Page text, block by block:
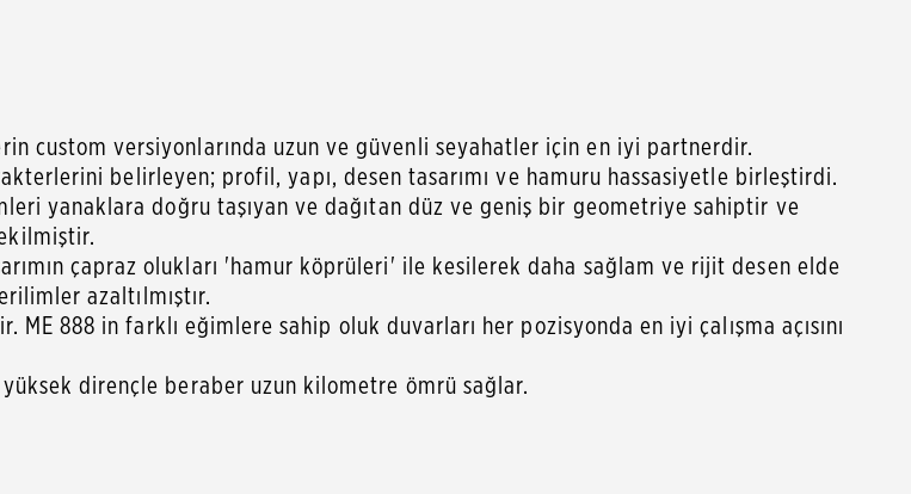
custom versiyonlarında uzun ve güvenli seyahatler için en iyi partnerdir.
belirleyen; profil, yapı, desen tasarımı ve hamuru hassasiyetle birleştirdi.
yanaklara doğru taşıyan ve dağıtan düz ve geniş bir geometriye sahiptir ve
çapraz olukları 'hamur köprüleri' ile kesilerek daha sağlam ve rijit desen elde
azaltılmıştır.
888 in farklı eğimlere sahip oluk duvarları her pozisyonda en iyi çalışma açısını
yüksek dirençle beraber uzun kilometre ömrü sağlar.